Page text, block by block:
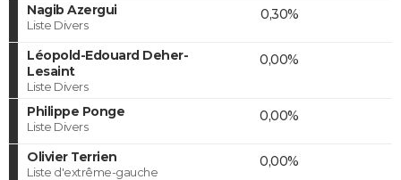
Nagib Azergui
Liste Divers
0,30%
Léopold-Edouard Deher-
Lesaint
Liste Divers
0,00%
Philippe Ponge
Liste Divers
0,00%
Olivier Terrien
Liste d'extrême-gauche
0,00%